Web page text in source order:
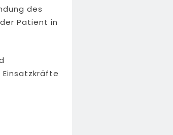
des
Patient in
Einsatzkräfte